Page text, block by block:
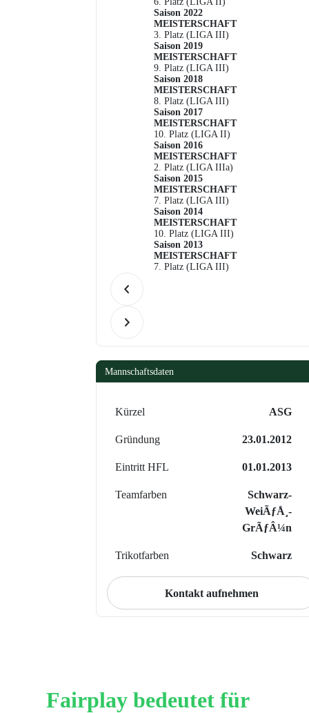
Saison 2022
MEISTERSCHAFT
3. Platz (LIGA III)
Saison 2019
MEISTERSCHAFT
9. Platz (LIGA III)
Saison 2018
MEISTERSCHAFT
8. Platz (LIGA III)
Saison 2017
MEISTERSCHAFT
10. Platz (LIGA II)
Saison 2016
MEISTERSCHAFT
2. Platz (LIGA IIIa)
Saison 2015
MEISTERSCHAFT
7. Platz (LIGA III)
Saison 2014
MEISTERSCHAFT
10. Platz (LIGA III)
Saison 2013
MEISTERSCHAFT
7. Platz (LIGA III)
Mannschaftsdaten
Kürzel ASG
Gründung 23.01.2012
Eintritt HFL 01.01.2013
Teamfarben
Schwarz-
WeiÃƒÅ¸-
GrÃƒÂ¼n
Trikotfarben Schwarz
Kontakt aufnehmen
Fairplay bedeutet für